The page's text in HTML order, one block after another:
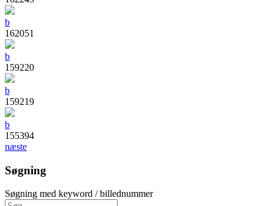
b
162051
b
159220
b
159219
b
155394
næste
Søgning
Søgning med keyword / billednummer